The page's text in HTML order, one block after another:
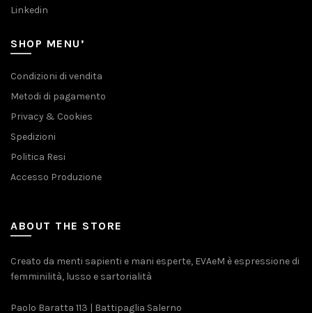
Linkedin
SHOP MENU’
Condizioni di vendita
Metodi di pagamento
Privacy & Cookies
Spedizioni
Politica Resi
Accesso Produzione
ABOUT THE STORE
Creato da menti sapienti e mani esperte, EVAeM è espressione di
femminilità, lusso e sartorialità
Paolo Baratta 113 | Battipaglia Salerno